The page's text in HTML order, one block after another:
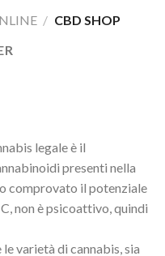
/ CBD SHOP
legale è il
presenti nella
comprovato il potenziale
non è psicoattivo, quindi
varietà di cannabis, sia